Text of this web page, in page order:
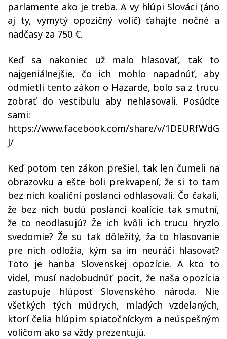
parlamente ako je treba. A vy hlúpi Slováci (áno
aj ty, vymytý opozičný volič) ťahajte nočné a
nadčasy za 750 €.
Keď sa nakoniec už malo hlasovať, tak to
najgeniálnejšie, čo ich mohlo napadnúť, aby
odmietli tento zákon o Hazarde, bolo sa z trucu
zobrať do vestibulu aby nehlasovali. Posúdte
sami:
https://www.facebook.com/share/v/1DEURfWdG
J/
Keď potom ten zákon prešiel, tak len čumeli na
obrazovku a ešte boli prekvapení, že si to tam
bez nich koaliční poslanci odhlasovali. Čo čakali,
že bez nich budú poslanci koalície tak smutní,
že to neodlasujú? Že ich kvôli ich trucu hryzlo
svedomie? Že su tak dôležitý, ža to hlasovanie
pre nich odložia, kým sa im neuráči hlasovať?
Toto je hanba Slovenskej opozície. A kto to
videl, musí nadobudnúť pocit, že naša opozícia
zastupuje hlúposť Slovenského národa. Nie
všetkých tých múdrych, mladých vzdelaných,
ktorí čelia hlúpim spiatočníckym a neúspešným
voličom ako sa vždy prezentujú.